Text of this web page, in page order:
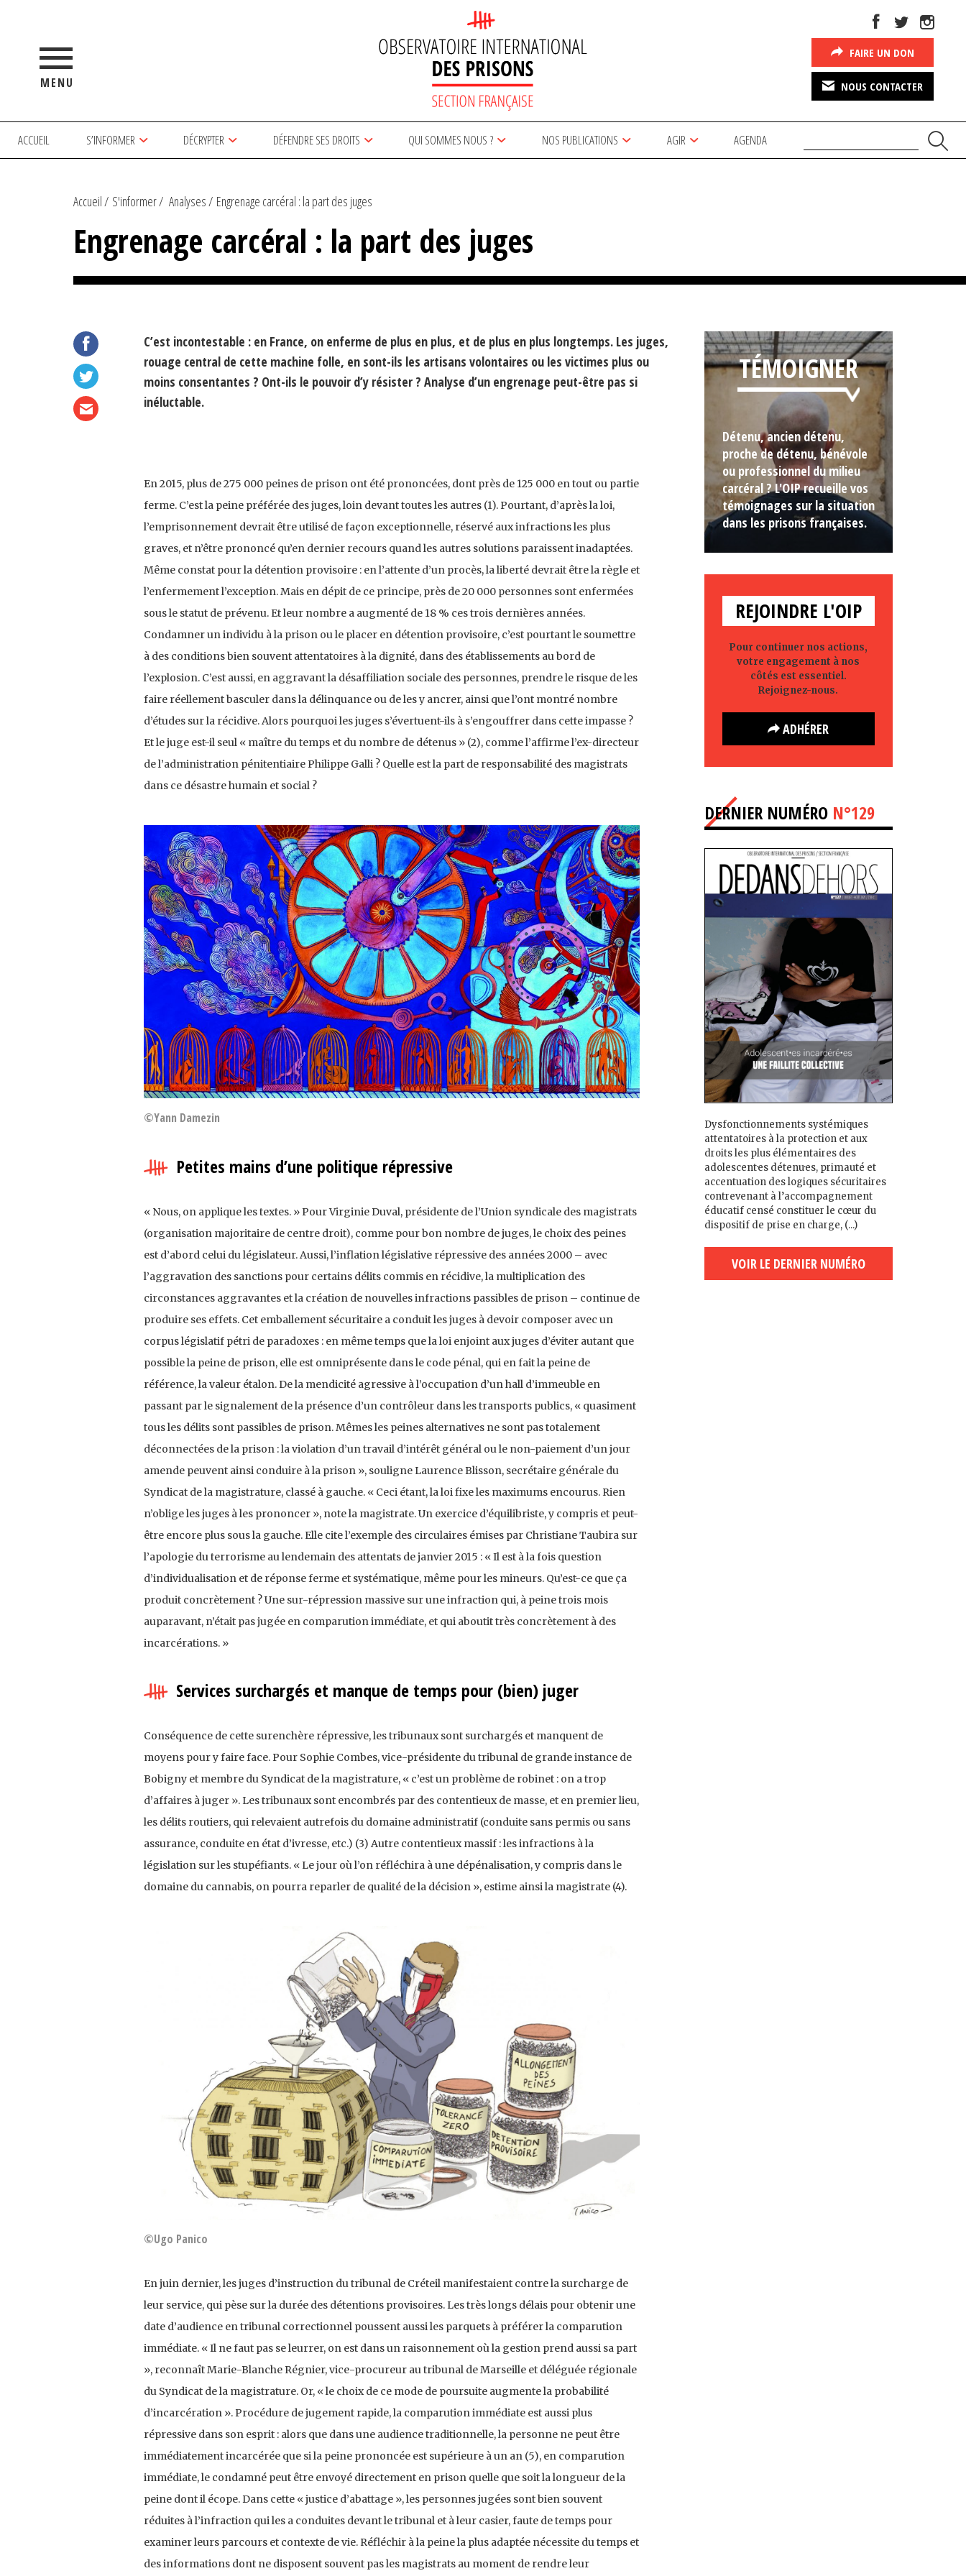
MENU
FAIRE UN DON
NOUS CONTACTER
ACCUEIL S’INFORMER DÉCRYPTER DÉFENDRE SES DROITS QUI SOMMES NOUS ? NOS PUBLICATIONS AGIR AGENDA
Accueil S'informer Analyses Engrenage carcéral : la part des juges
Engrenage carcéral : la part des juges
C’est incontestable : en France, on enferme de plus en plus, et de plus en plus longtemps. Les juges,
rouage central de cette machine folle, en sont-ils les artisans volontaires ou les victimes plus ou
moins consentantes ? Ont-ils le pouvoir d’y résister ? Analyse d’un engrenage peut-être pas si
inéluctable.
En 2015, plus de 275 000 peines de prison ont été prononcées, dont près de 125 000 en tout ou partie
ferme. C’est la peine préférée des juges, loin devant toutes les autres (1). Pourtant, d’après la loi,
l’emprisonnement devrait être utilisé de façon exceptionnelle, réservé aux infractions les plus
graves, et n’être prononcé qu’en dernier recours quand les autres solutions paraissent inadaptées.
Même constat pour la détention provisoire : en l’attente d’un procès, la liberté devrait être la règle et
l’enfermement l’exception. Mais en dépit de ce principe, près de 20 000 personnes sont enfermées
sous le statut de prévenu. Et leur nombre a augmenté de 18 % ces trois dernières années.
Condamner un individu à la prison ou le placer en détention provisoire, c’est pourtant le soumettre
à des conditions bien souvent attentatoires à la dignité, dans des établissements au bord de
l’explosion. C’est aussi, en aggravant la désaffiliation sociale des personnes, prendre le risque de les
faire réellement basculer dans la délinquance ou de les y ancrer, ainsi que l’ont montré nombre
d’études sur la récidive. Alors pourquoi les juges s’évertuent-ils à s’engouffrer dans cette impasse ?
Et le juge est-il seul « maître du temps et du nombre de détenus » (2), comme l’affirme l’ex-directeur
de l’administration pénitentiaire Philippe Galli ? Quelle est la part de responsabilité des magistrats
dans ce désastre humain et social ?
©Yann Damezin
Petites mains d’une politique répressive
« Nous, on applique les textes. » Pour Virginie Duval, présidente de l’Union syndicale des magistrats
(organisation majoritaire de centre droit), comme pour bon nombre de juges, le choix des peines
est d’abord celui du législateur. Aussi, l’inflation législative répressive des années 2000 – avec
l’aggravation des sanctions pour certains délits commis en récidive, la multiplication des
circonstances aggravantes et la création de nouvelles infractions passibles de prison – continue de
produire ses effets. Cet emballement sécuritaire a conduit les juges à devoir composer avec un
corpus législatif pétri de paradoxes : en même temps que la loi enjoint aux juges d’éviter autant que
possible la peine de prison, elle est omniprésente dans le code pénal, qui en fait la peine de
référence, la valeur étalon. De la mendicité agressive à l’occupation d’un hall d’immeuble en
passant par le signalement de la présence d’un contrôleur dans les transports publics, « quasiment
tous les délits sont passibles de prison. Mêmes les peines alternatives ne sont pas totalement
déconnectées de la prison : la violation d’un travail d’intérêt général ou le non-paiement d’un jour
amende peuvent ainsi conduire à la prison », souligne Laurence Blisson, secrétaire générale du
Syndicat de la magistrature, classé à gauche. « Ceci étant, la loi fixe les maximums encourus. Rien
n’oblige les juges à les prononcer », note la magistrate. Un exercice d’équilibriste, y compris et peut-
être encore plus sous la gauche. Elle cite l’exemple des circulaires émises par Christiane Taubira sur
l’apologie du terrorisme au lendemain des attentats de janvier 2015 : « Il est à la fois question
d’individualisation et de réponse ferme et systématique, même pour les mineurs. Qu’est-ce que ça
produit concrètement ? Une sur-répression massive sur une infraction qui, à peine trois mois
auparavant, n’était pas jugée en comparution immédiate, et qui aboutit très concrètement à des
incarcérations. »
Services surchargés et manque de temps pour (bien) juger
Conséquence de cette surenchère répressive, les tribunaux sont surchargés et manquent de
moyens pour y faire face. Pour Sophie Combes, vice-présidente du tribunal de grande instance de
Bobigny et membre du Syndicat de la magistrature, « c’est un problème de robinet : on a trop
d’affaires à juger ». Les tribunaux sont encombrés par des contentieux de masse, et en premier lieu,
les délits routiers, qui relevaient autrefois du domaine administratif (conduite sans permis ou sans
assurance, conduite en état d’ivresse, etc.) (3) Autre contentieux massif : les infractions à la
législation sur les stupéfiants. « Le jour où l’on réfléchira à une dépénalisation, y compris dans le
domaine du cannabis, on pourra reparler de qualité de la décision », estime ainsi la magistrate (4).
©Ugo Panico
En juin dernier, les juges d’instruction du tribunal de Créteil manifestaient contre la surcharge de
leur service, qui pèse sur la durée des détentions provisoires. Les très longs délais pour obtenir une
date d’audience en tribunal correctionnel poussent aussi les parquets à préférer la comparution
immédiate. « Il ne faut pas se leurrer, on est dans un raisonnement où la gestion prend aussi sa part
», reconnaît Marie-Blanche Régnier, vice-procureur au tribunal de Marseille et déléguée régionale
du Syndicat de la magistrature. Or, « le choix de ce mode de poursuite augmente la probabilité
d’incarcération ». Procédure de jugement rapide, la comparution immédiate est aussi plus
répressive dans son esprit : alors que dans une audience traditionnelle, la personne ne peut être
immédiatement incarcérée que si la peine prononcée est supérieure à un an (5), en comparution
immédiate, le condamné peut être envoyé directement en prison quelle que soit la longueur de la
peine dont il écope. Dans cette « justice d’abattage », les personnes jugées sont bien souvent
réduites à l’infraction qui les a conduites devant le tribunal et à leur casier, faute de temps pour
examiner leurs parcours et contexte de vie. Réfléchir à la peine la plus adaptée nécessite du temps et
des informations dont ne disposent souvent pas les magistrats au moment de rendre leur
TÉMOIGNER
Détenu, ancien détenu,
proche de détenu, bénévole
ou professionnel du milieu
carcéral ? L'OIP recueille vos
témoignages sur la situation
dans les prisons françaises.
REJOINDRE L'OIP
Pour continuer nos actions,
votre engagement à nos
côtés est essentiel.
Rejoignez-nous.
ADHÉRER
DERNIER NUMÉRO N°129
Dysfonctionnements systémiques
attentatoires à la protection et aux
droits les plus élémentaires des
adolescent·es détenu·es, primauté et
accentuation des logiques sécuritaires
contrevenant à l’accompagnement
éducatif censé constituer le cœur du
dispositif de prise en charge, (...)
VOIR LE DERNIER NUMÉRO